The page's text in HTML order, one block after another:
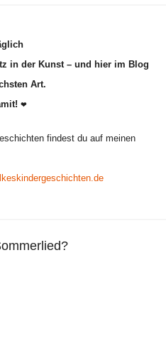
in der Kunst – und hier im Blog
Art.
❤
findest du auf meinen